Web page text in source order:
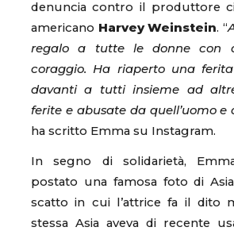
denuncia contro il produttore
americano Harvey Weinstein. “
regalo a tutte le donne con
coraggio. Ha riaperto una
davanti a tutti insieme ad
ferite e abusate da quell’uomo e
ha scritto Emma su Instagram.
In segno di solidarietà,
postato una famosa foto di
scatto in cui l’attrice fa il dito
stessa Asia aveva di recente